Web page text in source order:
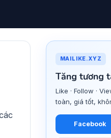
MAILIKE.XYZ
Tăng tương
Like · Follow ·
toàn, giá tốt,
Facebook